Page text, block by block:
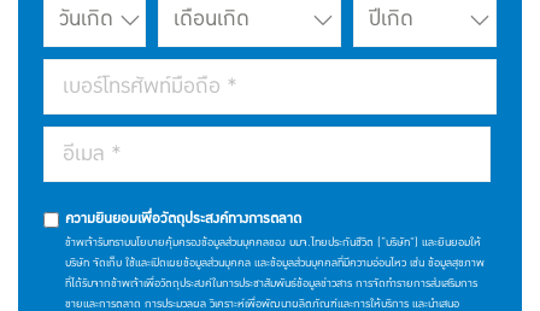
ความยินยอมเพื่อวัตถุประสงค์ทางการตลาด
ข้าพเจ้ารับทราบนโยบายคุ้มครองข้อมูลส่วนบุคคลของ บมจ.ไทยประกันชีวิต (“บริษัท”) และยินยอมให้
บริษัท จัดเก็บ ใช้และเปิดเผยข้อมูลส่วนบุคคล และข้อมูลส่วนบุคคลที่มีความอ่อนไหว เช่น ข้อมูลสุขภาพ
ที่ได้รับจากข้าพเจ้าเพื่อวัตถุประสงค์ในการประชาสัมพันธ์ข้อมูลข่าวสาร การจัดทำรายการส่งเสริมการ
ขายและการตลาด การประมวลผล วิเคราะห์เพื่อพัฒนาผลิตภัณฑ์และการให้บริการ และนำเสนอ